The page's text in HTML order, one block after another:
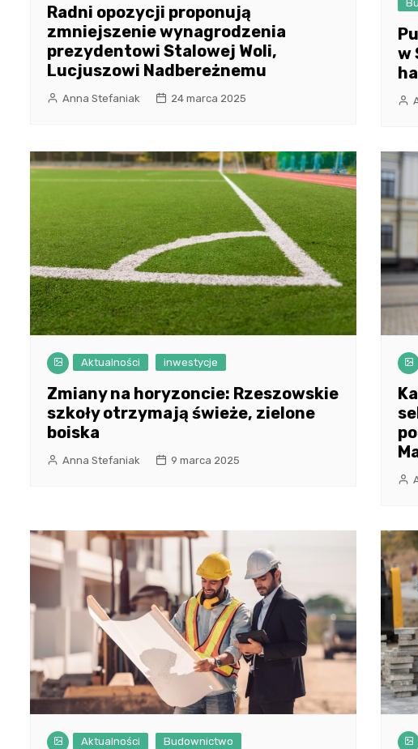
Radni opozycji proponują
zmniejszenie wynagrodzenia
prezydentowi Stalowej Woli,
Lucjuszowi Nadbereżnemu
Anna Stefaniak 24 marca 2025
w
Aktualności inwestycje
Zmiany na horyzoncie: Rzeszowskie
szkoły otrzymają świeże, zielone
boiska
Anna Stefaniak 9 marca 2025
Aktualności Budownictwo